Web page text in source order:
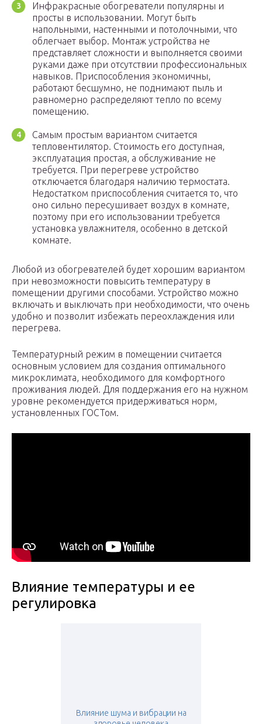
Инфракрасные обогреватели популярны и
просты в использовании. Могут быть
напольными, настенными и потолочными, что
облегчает выбор. Монтаж устройства не
представляет сложности и выполняется своими
руками даже при отсутствии профессиональных
навыков. Приспособления экономичны,
работают бесшумно, не поднимают пыль и
равномерно распределяют тепло по всему
помещению.
Самым простым вариантом считается
тепловентилятор. Стоимость его доступная,
эксплуатация простая, а обслуживание не
требуется. При перегреве устройство
отключается благодаря наличию термостата.
Недостатком приспособления считается то, что
оно сильно пересушивает воздух в комнате,
поэтому при его использовании требуется
установка увлажнителя, особенно в детской
комнате.
Любой из обогревателей будет хорошим вариантом
при невозможности повысить температуру в
помещении другими способами. Устройство можно
включать и выключать при необходимости, что очень
удобно и позволит избежать переохлаждения или
перегрева.
Температурный режим в помещении считается
основным условием для создания оптимального
микроклимата, необходимого для комфортного
проживания людей. Для поддержания его на нужном
уровне рекомендуется придерживаться норм,
установленных ГОСТом.
Влияние температуры и ее
регулировка
Влияние шума и вибрации на